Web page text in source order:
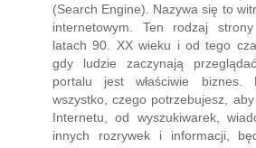
(Search Engine). Nazywa się to
internetowym. Ten rodzaj
latach 90. XX wieku i od tego
gdy ludzie zaczynają
portalu jest właściwie biznes.
wszystko, czego potrzebujesz,
Internetu, od wyszukiwarek,
innych rozrywek i informacji,